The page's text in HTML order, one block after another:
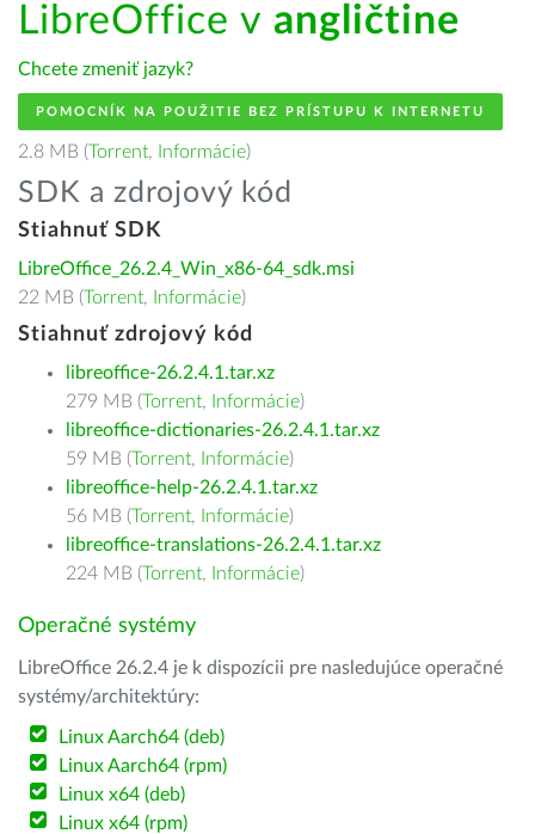
LibreOffice v angličtine
Chcete zmeniť jazyk?
POMOCNÍK NA POUŽITIE BEZ PRÍSTUPU K INTERNETU
2.8 MB (Torrent, Informácie)
SDK a zdrojový kód
Stiahnuť SDK
LibreOffice_26.2.4_Win_x86-64_sdk.msi
22 MB (Torrent, Informácie)
Stiahnuť zdrojový kód
libreoffice-26.2.4.1.tar.xz
279 MB (Torrent, Informácie)
libreoffice-dictionaries-26.2.4.1.tar.xz
59 MB (Torrent, Informácie)
libreoffice-help-26.2.4.1.tar.xz
56 MB (Torrent, Informácie)
libreoffice-translations-26.2.4.1.tar.xz
224 MB (Torrent, Informácie)
Operačné systémy
LibreOffice 26.2.4 je k dispozícii pre nasledujúce operačné
systémy/architektúry:
Linux Aarch64 (deb)
Linux Aarch64 (rpm)
Linux x64 (deb)
Linux x64 (rpm)